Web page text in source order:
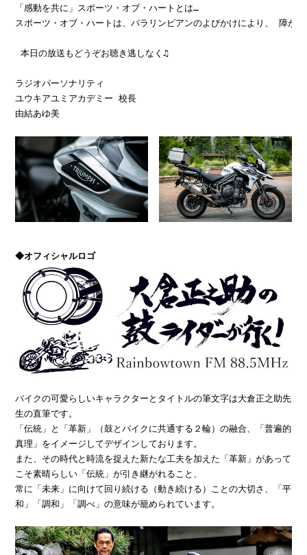
「感動を共に」スポーツ・オブ・ハートとは…
スポーツ・オブ・ハートは、パラリンピアンのよびかけにより、 障が
本日の放送もどうぞお聴き逃しなく♫
ラジオパーソナリティ
ユウキアユミアカデミー 校長
由結あゆ美
◆オフィシャルロゴ
バイクの可愛らしいキャラクターとタイトルの筆文字は大倉正之助先
生の直筆です。
「伝統」と「革新」（鼓とバイクに共通する２輪）の融合、「普遍的
真理」をイメージしてデザインしております。
また、その時代と時流を捉えた新たな工夫を加えた「革新」があって
こそ素晴らしい「伝統」が引き継がれること、
常に「未来」に向けて回り続ける（動き続ける）ことの大切さ、「平
和」「調和」「調べ」の意味が籠められています。